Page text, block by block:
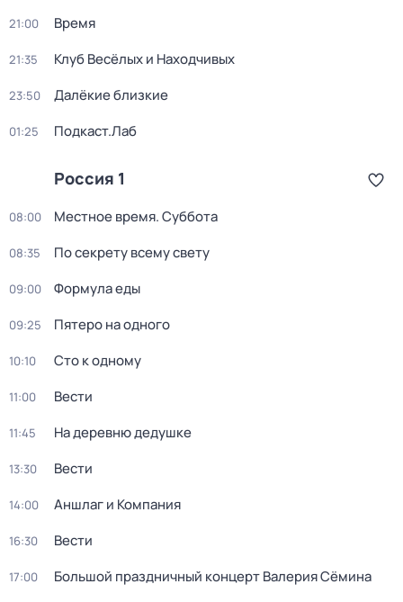
21:00 Время
21:35 Клуб Весёлых и Находчивых
23:50 Далёкие близкие
01:25 Подкаст.Лаб
Россия 1
08:00 Местное время. Суббота
08:35 По секрету всему свету
09:00 Формула еды
09:25 Пятеро на одного
10:10 Сто к одному
11:00 Вести
11:45 На деревню дедушке
13:30 Вести
14:00 Аншлаг и Компания
16:30 Вести
17:00 Большой праздничный концерт Валерия Сёмина